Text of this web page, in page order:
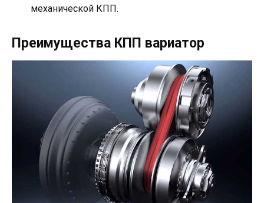
механической КПП.
Преимущества КПП вариатор